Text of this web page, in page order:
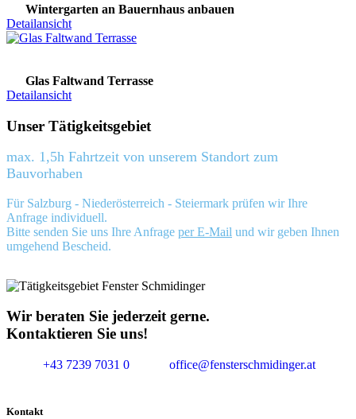
Wintergarten an Bauernhaus anbauen
Detailansicht
Glas Faltwand Terrasse
Detailansicht
Unser Tätigkeitsgebiet
max. 1,5h Fahrtzeit von unserem Standort zum
Bauvorhaben
Für Salzburg - Niederösterreich - Steiermark prüfen wir Ihre
Anfrage individuell.
Bitte senden Sie uns Ihre Anfrage per E-Mail und wir geben Ihnen
umgehend Bescheid.
Wir beraten Sie jederzeit gerne.
Kontaktieren Sie uns!
+43 7239 7031 0 office@fensterschmidinger.at
Kontakt